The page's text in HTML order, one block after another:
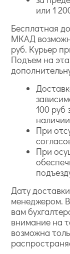
детских;
Discovery с
универсальны
Mulberry Place
хороши для
Виниловые
Vintage
Maui
Impressionist
или 1
Бесплатная
МКАД
руб. Курьер
Подъем на
100 руб
При
При
Дату
менеджером.
вам
внимание на
возможна